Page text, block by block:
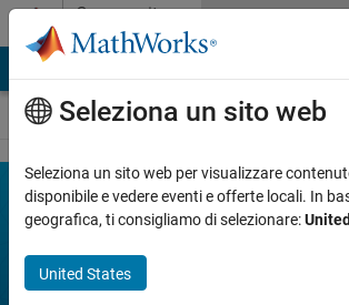
Vai al contenutoCommunity
Contests
MATLAB
Mini
Hack
Join
Discussions
Seleziona un sito web
Seleziona un sito web per visualizzare
disponibile e vedere eventi e offerte locali. In
geografica, ti consigliamo di selezionare:
United States